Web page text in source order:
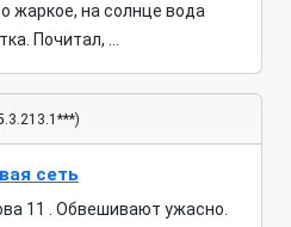
жаркое, на солнце вода
Почитал, ...
сеть
11 . Обвешивают ужасно.